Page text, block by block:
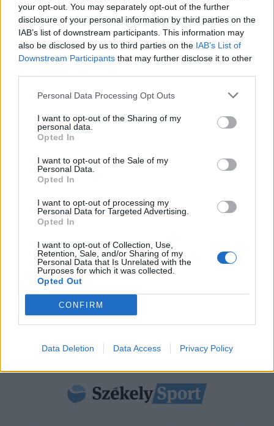
your opt-out. You may separately opt-out of the further
disclosure of your personal information by third parties on the
IAB’s list of downstream participants. This information may
also be disclosed by us to third parties on the IAB’s List of
Downstream Participants that may further disclose it to other
Personal Data Processing Opt Outs
I want to opt-out of the Sharing of my
personal data.
Opted In
I want to opt-out of the Sale of my
Personal Data.
Opted In
I want to opt-out of processing my
Personal Data for Targeted Advertising.
Opted In
I want to opt-out of Collection, Use,
Retention, Sale, and/or Sharing of my
Personal Data that Is Unrelated with the
Purposes for which it was collected.
Opted Out
CONFIRM
Data Deletion Data Access Privacy Policy
10:36
Kezdődik az újabb fociforduló – pénteken a tévében
21:58
Nagy pofonba szaladt belé a Kolozsvári CFR,
20:17
Idegenben vezetett, a pihenő után visszavett az U
Craiova az EL-selejtezőn
17:43
Két FK-játékos kapott meghívót a válogatottba
16:22
focibajnokság új idényében
14:52
Nem kell senkinek állnia, idegenbeli meccsekkel
indítja a kézibajnokságot a Marosvásárhelyi VSK
13:57
Corbu góljától hangos a román és a magyar sajtó,
válogatott meghívót sürgetnek
MÉG TÖBB FRISS HÍR